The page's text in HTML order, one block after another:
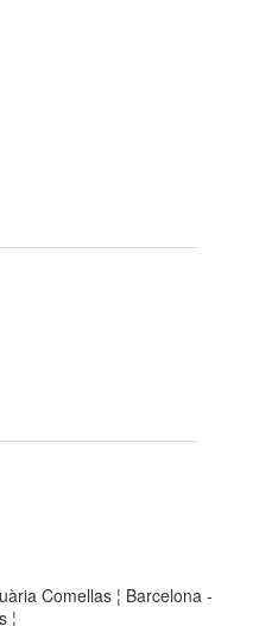
Comellas ¦ Barcelona -
¦